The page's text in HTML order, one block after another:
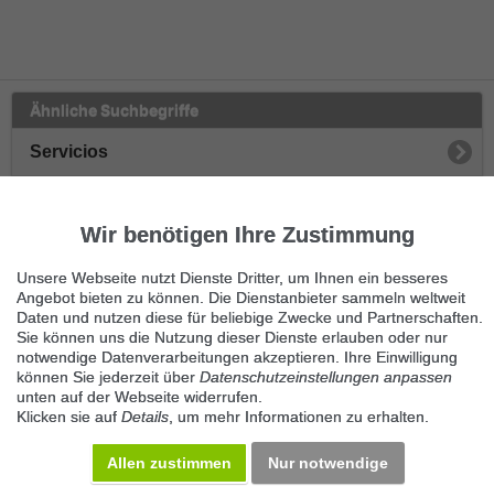
Ähnliche Suchbegriffe
Servicios
Sonstige Bürojobs
Korrekturlesen
Übersetzungen
Sekretariat
Wir benötigen Ihre Zustimmung
Unsere Webseite nutzt Dienste Dritter, um Ihnen ein besseres
Angebot bieten zu können. Die Dienstanbieter sammeln weltweit
Daten und nutzen diese für beliebige Zwecke und Partnerschaften.
Sie können uns die Nutzung dieser Dienste erlauben oder nur
notwendige Datenverarbeitungen akzeptieren. Ihre Einwilligung
können Sie jederzeit über Datenschutzeinstellungen anpassen
unten auf der Webseite widerrufen.
Klicken sie auf Details , um mehr Informationen zu erhalten.
Allen zustimmen Nur notwendige